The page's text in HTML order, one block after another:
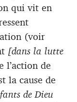
qui vit en
(voir
[dans la lutte
l’action de
la cause de
de Dieu